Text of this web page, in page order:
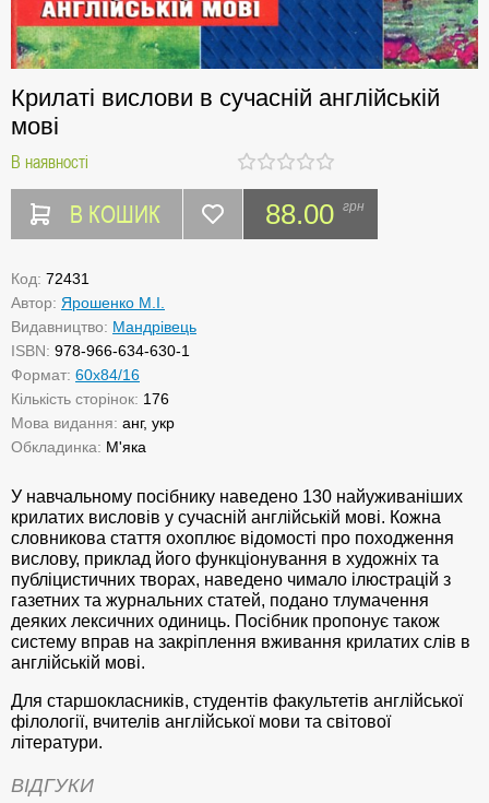
Крилаті вислови в сучасній англійській
мові
В наявності
В КОШИК 88.00 грн
Код: 72431
Автор: Ярошенко М.І.
Видавництво: Мандрівець
ISBN: 978-966-634-630-1
Формат: 60х84/16
Кількість сторінок: 176
Мова видання: анг, укр
Обкладинка: М'яка
У навчальному посібнику наведено 130 найуживаніших
крилатих висловів у сучасній англійській мові. Кожна
словникова стаття охоплює відомості про походження
вислову, приклад його функціонування в художніх та
публіцистичних творах, наведено чимало ілюстрацій з
газетних та журнальних статей, подано тлумачення
деяких лексичних одиниць. Посібник пропонує також
систему вправ на закріплення вживання крилатих слів в
англійській мові.
Для старшокласників, студентів факультетів англійської
філології, вчителів англійської мови та світової
літератури.
ВІДГУКИ